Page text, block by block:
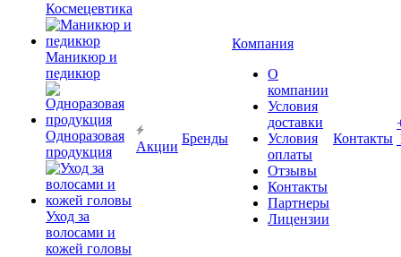
Космецевтика
Маникюр и
педикюр
Одноразовая
продукция
Уход за
волосами и
кожей головы
Акции
Бренды
Компания
О
компании
Условия
доставки
Условия
оплаты
Отзывы
Контакты
Партнеры
Лицензии
Контакты